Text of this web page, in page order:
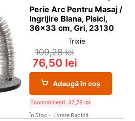
Perie Arc Pentru Masaj /
Ingrijire Blana, Pisici,
36×33 cm, Gri, 23130
Trixie
109,28lei
76,50 lei
Adaugă în coș
Economisești: 32,78 lei
În Stoc - Livrare Rapidă